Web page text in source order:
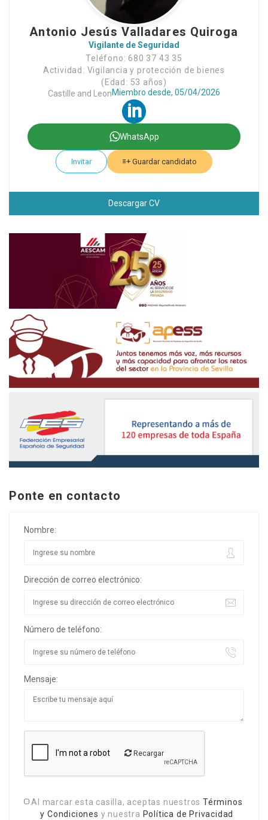
Antonio Jesús Valladares Quiroga
Vigilante de Seguridad
Teléfono: 680 37 43 35
Actividad: Vigilancia y protección de bienes
(Edad: 53 años)
Castille and LeonMiembro desde, 05/04/2026
WhatsApp
Invitar Guardar candidato
Descargar CV
Ponte en contacto
Nombre:
Dirección de correo electrónico:
Número de teléfono:
Mensaje:
Recargar
Al marcar esta casilla, aceptas nuestros Términos
y Condiciones y nuestra Política de Privacidad